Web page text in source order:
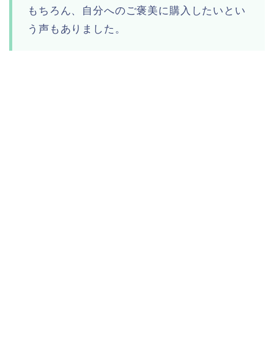
もちろん、自分へのご褒美に購入したいとい
う声もありました。